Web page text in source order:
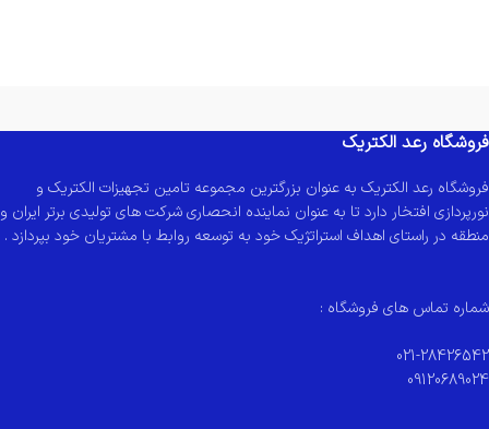
فروشگاه رعد الکتریک
فروشگاه رعد الکتریک به عنوان بزرگترین مجموعه تامین تجهیزات الکتریک و
نورپردازی افتخار دارد تا به عنوان نماینده انحصاری شرکت های تولیدی برتر ایران و
منطقه در راستای اهداف استراتژیک خود به توسعه روابط با مشتریان خود بپردازد .
شماره تماس های فروشگاه :
021-28426542
09120689024